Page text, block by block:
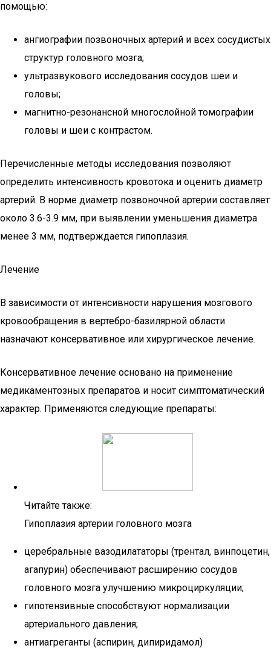
помощью:
ангиографии позвоночных артерий и всех сосудистых
структур головного мозга;
ультразвукового исследования сосудов шеи и
головы;
магнитно-резонансной многослойной томографии
головы и шеи с контрастом.
Перечисленные методы исследования позволяют
определить интенсивность кровотока и оценить диаметр
артерий. В норме диаметр позвоночной артерии составляет
около 3.6-3.9 мм, при выявлении уменьшения диаметра
менее 3 мм, подтверждается гипоплазия.
Лечение
В зависимости от интенсивности нарушения мозгового
кровообращения в вертебро-базилярной области
назначают консервативное или хирургическое лечение.
Консервативное лечение основано на применение
медикаментозных препаратов и носит симптоматический
характер. Применяются следующие препараты:
Читайте также:
Гипоплазия артерии головного мозга
церебральные вазодилататоры (трентал, винпоцетин,
агапурин) обеспечивают расширению сосудов
головного мозга улучшению микроциркуляции;
гипотензивные способствуют нормализации
артериального давления;
антиагреганты (аспирин, дипиридамол)